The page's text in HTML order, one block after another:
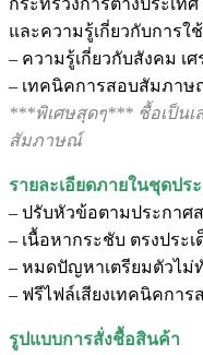
และความรู้เกี่ยวกับการใ
– ความรู้เกี่ยวกับสังคม เ
– เทคนิคการสอบสัมภา
***พิเศษสุดๆ*** ชื้อเป็น
สัมภาษณ์
รายละเอียดภายในชุดปร
– ปรับหัวข้อตามประกาศ
– เนื้อหากระชับ ตรงประเ
– หมดปัญหาเตรียมตัวไม่
– ฟรีไฟล์เสียงเทคนิคกา
รูปแบบการสั่งชื้อสินค้า